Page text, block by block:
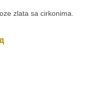
zlata sa cirkonima.